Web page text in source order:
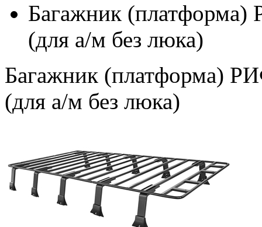
Багажник
(для а/м без люка)
Багажник (платформа)
(для а/м без люка)